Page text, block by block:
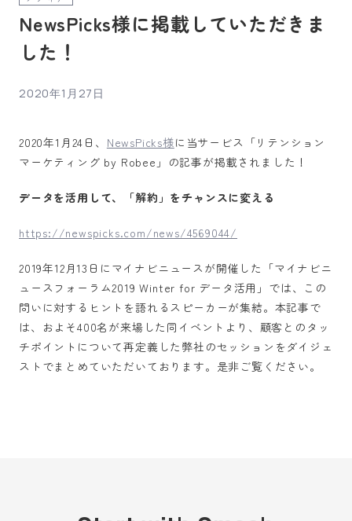
NewsPicks様に掲載していただきま
した！
2020年1月27日
2020年1月24日、 NewsPicks様に当サービス「リテンション
マーケティング by Robee」の記事が掲載されました！
データを活用して、「解約」をチャンスに変える
https://newspicks.com/news/4569044/
2019年12月13日にマイナビニュースが開催した「マイナビニ
ュースフォーラム2019 Winter for データ活用」では、この
問いに対するヒントを語れるスピーカーが集結。本記事で
は、およそ400名が来場した同イベントより、顧客とのタッ
チポイントについて再定義した弊社のセッションをダイジェ
ストでまとめていただいております。是非ご覧ください。